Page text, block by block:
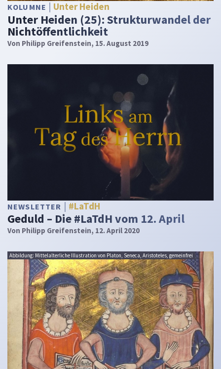
KOLUMNE Unter Heiden
Unter Heiden (25): Strukturwandel der
Nichtöffentlichkeit
Von Philipp Greifenstein, 15. August 2019
NEWSLETTER #LaTdH
Geduld – Die #LaTdH vom 12. April
Von Philipp Greifenstein, 12. April 2020
Abbildung: Mittelalterliche Illustration von Platon, Seneca, Aristoteles, gemeinfrei